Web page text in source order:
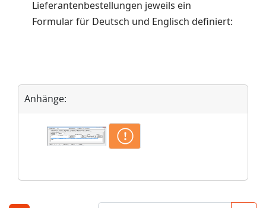
Lieferantenbestellungen jeweils ein
Formular für Deutsch und Englisch definiert:
Anhänge: